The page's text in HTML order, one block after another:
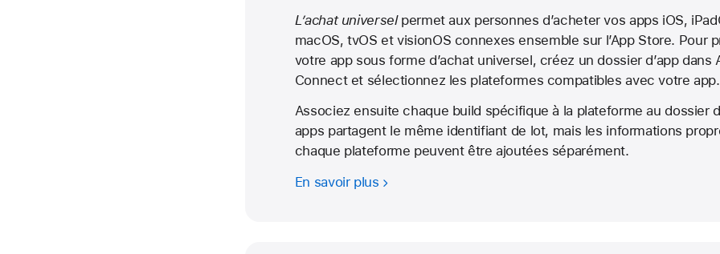
L’achat universelpermet aux personnes d’acheter vos apps iOS,
macOS, tvOS et visionOS connexes ensemble sur l’App Store. Pour
votre app sous forme d’achat universel, créez un dossier d’app dans
Connect et sélectionnez les plateformes compatibles avec votre app.
Associez ensuite chaque build spécifique à la plateforme au dossier
apps partagent le même identifiant de lot, mais les informations
chaque plateforme peuvent être ajoutées séparément.
En savoir plus